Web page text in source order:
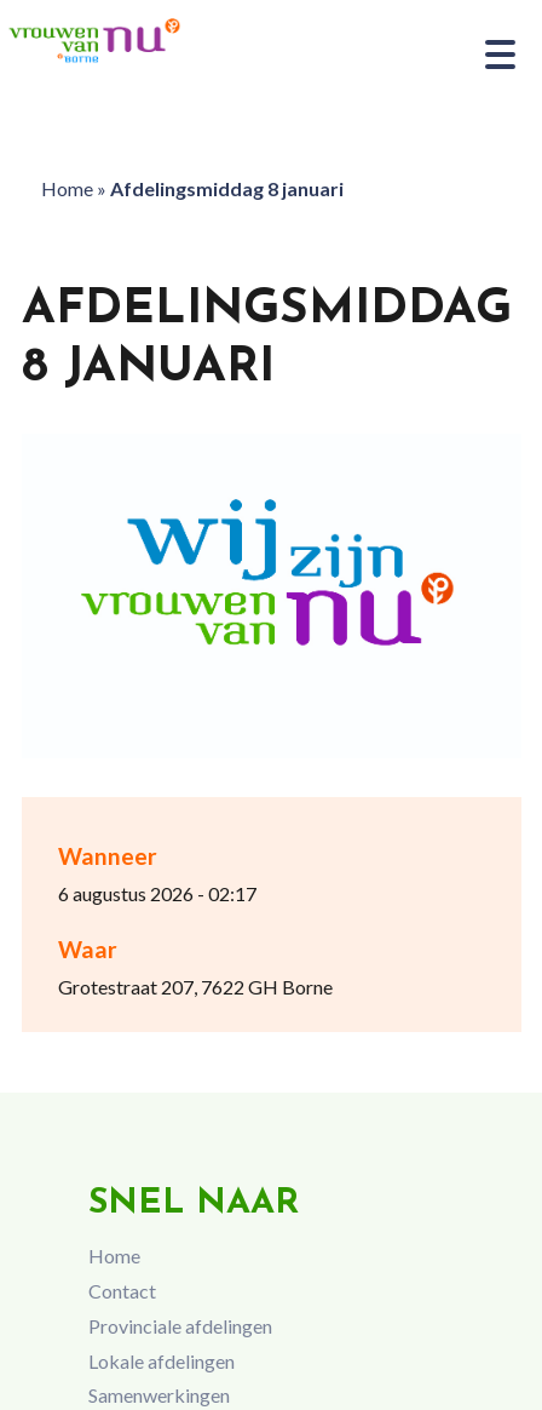
Home» Afdelingsmiddag 8 januari
Wanneer
6 augustus 2026 - 02:17
Waar
Grotestraat 207, 7622 GH Borne
AFDELINGSMIDDAG
8 JANUARI
SNEL NAAR
Home
Contact
Provinciale afdelingen
Lokale afdelingen
Samenwerkingen